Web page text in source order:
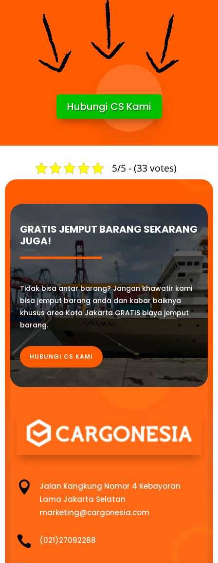
Hubungi CS Kami
5/5 - (33 votes)
GRATIS JEMPUT BARANG SEKARANG
JUGA!
Tidak bisa antar barang? Jangan khawatir kami
bisa jemput barang anda dan kabar baiknya
khusus area Kota Jakarta GRATIS biaya jemput
barang.
HUBUNGI CS KAMI

Jalan Kangkung Nomor 4 Kebayoran
Lama Jakarta Selatan
marketing@cargonesia.com
 (021)27092288